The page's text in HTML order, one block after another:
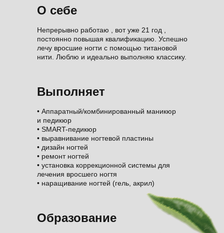
Непрерывно работаю , вот уже 21 год ,
постоянно повышая квалификацию. Успешно
лечу вросшие ногти с помощью титановой
нити. Люблю и идеально выполняю классику.
О себе
Выполняет
Образование
• Аппаратный/комбинированный маникюр
и педикюр
• SMART-педикюр
• выравнивание ногтевой пластины
• дизайн ногтей
• ремонт ногтей
• установка коррекционной системы для
лечения вросшего ногтя
• наращивание ногтей (гель, акрил)